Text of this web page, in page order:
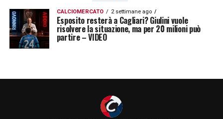
CALCIOMERCATO 2 settimane ago
Esposito resterà a Cagliari? Giulini vuole
risolvere la situazione, ma per 20 milioni può
partire – VIDEO